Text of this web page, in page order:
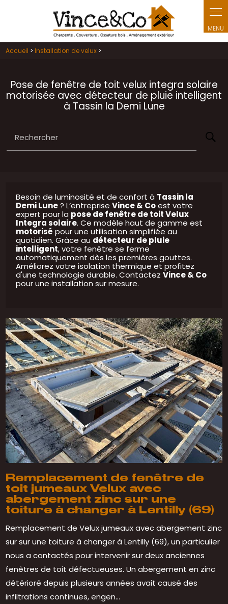
Accueil > Installation de velux >
Pose de fenêtre de toit velux integra solaire
motorisée avec détecteur de pluie intelligent
à Tassin la Demi Lune
Rechercher
Besoin de luminosité et de confort à Tassin la
Demi Lune? L’entrepriseVince & Coest votre
expert pour la pose de fenêtre de toit Velux
Integra solaire. Ce modèle haut de gamme est
motorisé pour une utilisation simplifiée au
quotidien. Grâce au détecteur de pluie
intelligent, votre fenêtre se ferme
automatiquement dès les premières gouttes.
Améliorez votre isolation thermique et profitez
d'une technologie durable. ContactezVince & Co
pour une installation sur mesure.
Remplacement de fenêtre de
toit jumeaux Velux avec
abergement zinc sur une
toiture à changer à Lentilly (69)
Remplacement de Velux jumeaux avec abergement zinc
sur sur une toiture à changer à Lentilly (69), un particulier
nous a contactés pour intervenir sur deux anciennes
fenêtres de toit défectueuses. Un abergement en zinc
détérioré depuis plusieurs années avait causé des
infiltrations continues, engen...